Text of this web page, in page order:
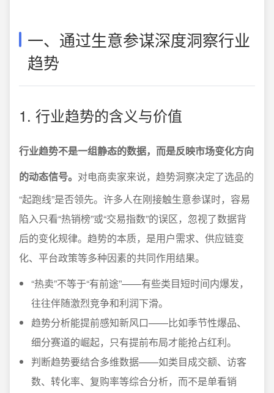
一、通过生意参谋深度洞察行业
趋势
1. 行业趋势的含义与价值
行业趋势不是一组静态的数据，而是反映市场变化方向
的动态信号。 对电商卖家来说，趋势洞察决定了选品的
“起跑线”是否领先。许多人在刚接触生意参谋时，容易
陷入只看“热销榜”或“交易指数”的误区，忽视了数据背
后的变化规律。趋势的本质，是用户需求、供应链变
化、平台政策等多种因素的共同作用结果。
“热卖”不等于“有前途”——有些类目短时间内爆发，
往往伴随激烈竞争和利润下滑。
趋势分析能提前感知新风口——比如季节性爆品、
细分赛道的崛起，只有提前布局才能抢占红利。
判断趋势要结合多维数据——如类目成交额、访客
数、转化率、复购率等综合分析，而不是单看销